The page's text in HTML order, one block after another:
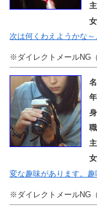
次は何くわえようかな
※ダイレクトメールNG
変な趣味があります。趣
※ダイレクトメールNG